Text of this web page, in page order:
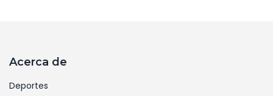
Acerca de
Deportes